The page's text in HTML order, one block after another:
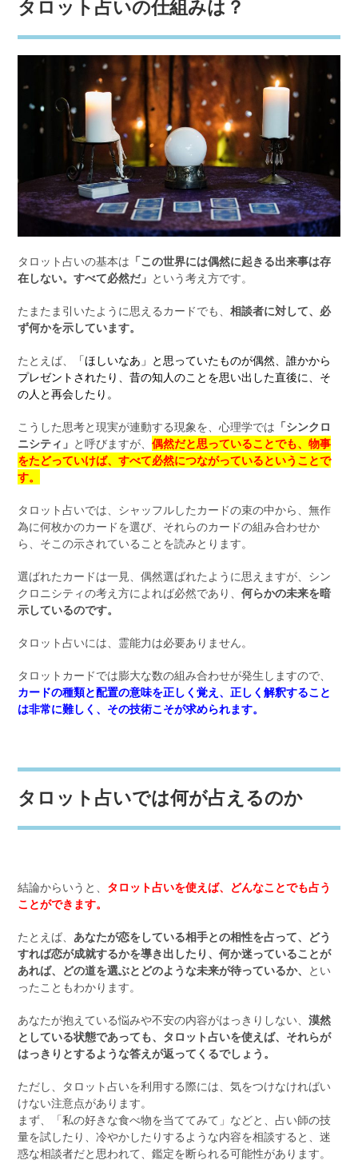
タロット占いの仕組みは？
タロット占いの基本は 「この世界には偶然に起きる出来事は存
在しない。すべて必然だ」 という考え方です。
たまたま引いたように思えるカードでも、相談者に対して、必
ず何かを示しています。
たとえば、
「ほしいなあ」と思っていたものが偶然、誰かから
プレゼントされたり、昔の知人のことを思い出した直後に、そ
の人と再会したり。
こうした思考と現実が連動する現象を、心理学では 「シンクロ
ニシティ」 と呼びますが、偶然だと思っていることでも、物事
をたどっていけば、すべて必然につながっているということで
す。
タロット占いでは、シャッフルしたカードの束の中から、無作
為に何枚かのカードを選び、それらのカードの組み合わせか
ら、そこの示されていることを読みとります。
選ばれたカードは一見、偶然選ばれたように思えますが、シン
クロニシティの考え方によれば必然であり、何らかの未来を暗
示しているのです。
タロット占いには、霊能力は必要ありません。
タロットカードでは膨大な数の組み合わせが発生しますので、
カードの種類と配置の意味を正しく覚え、正しく解釈すること
は非常に難しく、その技術こそが求められます。
タロット占いでは何が占えるのか
結論からいうと、 タロット占いを使えば、どんなことでも占う
ことができます。
たとえば、あなたが恋をしている相手との相性を占って、どう
すれば恋が成就するかを導き出したり、何か迷っていることが
あれば、どの道を選ぶとどのような未来が待っているか、 とい
ったこともわかります。
あなたが抱えている悩みや不安の内容がはっきりしない、漠然
としている状態であっても、タロット占いを使えば、それらが
はっきりとするような答えが返ってくるでしょう。
ただし、タロット占いを利用する際には、気をつけなければい
けない注意点があります。
まず、「私の好きな食べ物を当ててみて」などと、占い師の技
量を試したり、冷やかしたりするような内容を相談すると、迷
惑な相談者だと思われて、鑑定を断られる可能性があります。